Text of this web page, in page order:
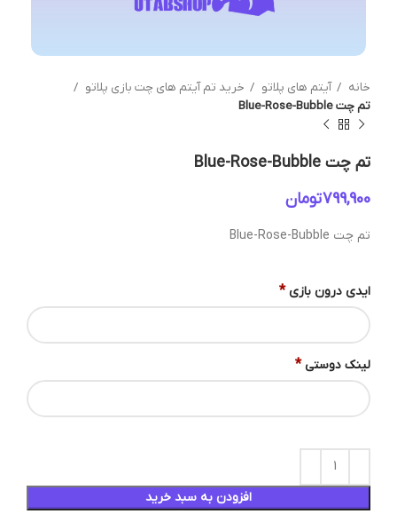
خانه آیتم های پلاتو
خرید تم آیتم های چت بازی پلاتو
تم چت Blue-Rose-Bubble
تم چت Blue-Rose-Bubble
تومان
تم چت Blue-Rose-Bubble
ایدی درون بازی *
لینک دوستی *
افزودن به سبد خرید